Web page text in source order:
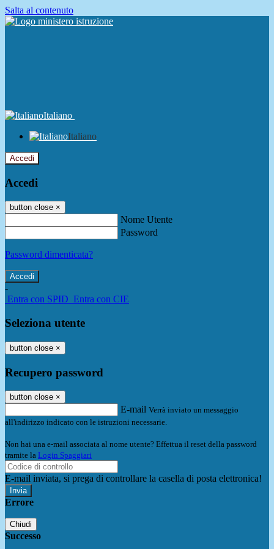
Salta al contenuto
Italiano
Italiano
Accedi
Accedi
button close ×
Nome Utente
Password
Password dimenticata?
-
Entra con SPID Entra con CIE
Seleziona utente
button close ×
Recupero password
button close ×
E-mail Verrà inviato un messaggio
all'indirizzo indicato con le istruzioni necessarie.
Non hai una e-mail associata al nome utente? Effettua il reset della password
tramite la Login Spaggiari
E-mail inviata, si prega di controllare la casella di posta elettronica!
Errore
Chiudi
Successo